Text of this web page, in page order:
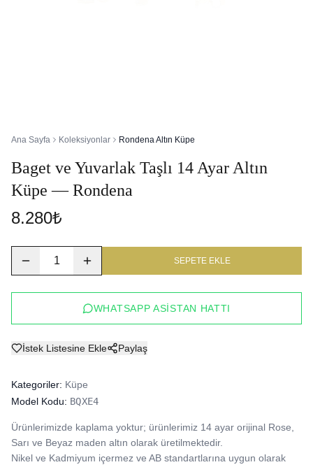
Ana Sayfa Koleksiyonlar Rondena Altın Küpe
Baget ve Yuvarlak Taşlı 14 Ayar Altın
Küpe — Rondena
8.280₺
1 SEPETE EKLE
WHATSAPP ASISTAN HATTI
İstek Listesine Ekle Paylaş
Kategoriler: Küpe
Model Kodu: BQXE4
Ürünlerimizde kaplama yoktur; ürünlerimiz 14 ayar orijinal Rose,
Sarı ve Beyaz maden altın olarak üretilmektedir.
Nikel ve Kadmiyum içermez ve AB standartlarına uygun olarak